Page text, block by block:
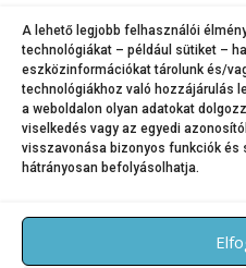
A lehető legjobb felhasználói
technológiákat – például sütiket –
eszközinformációkat tárolunk és/
technológiákhoz való hozzájárulás
a weboldalon olyan adatokat
viselkedés vagy az egyedi
visszavonása bizonyos funkciók és
hátrányosan befolyásolhatja.
szemináriumi tevékenységbe, a
növekszik, és fokozódik az
programjaik iránt. Mi sem jelzi ezt
jelentkezőt regisztráltak, akiknek
önköltséges képzésben szeretné
KATEGÓRIA:HÍREK